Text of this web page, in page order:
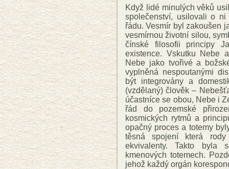
Když lidé minulých věků
společenství, usilovali o
řádu. Vesmír byl zakoušen
vesmírnou životní silou,
čínské filosofii principy
existence. Vskutku Nebe
Nebe jako tvořivé a
vyplněná nespoutanými
být integrovány a
(vzdělaný) člověk –
účastníce se obou, Nebe i
řád do pozemské
kosmických rytmů a
opačný proces a totemy
těsná spojení která
ekvivalenty. Takto byla
kmenových totemech.
jehož každý orgán